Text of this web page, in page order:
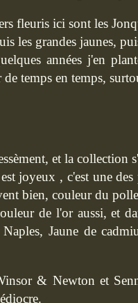
fleuris ici sont les
les grandes jaunes,
années j'en
de temps en temps,
et la collection
joyeux , c'est une
bien, couleur du
de l'or aussi, et
Naples, Jaune de
& Newton et